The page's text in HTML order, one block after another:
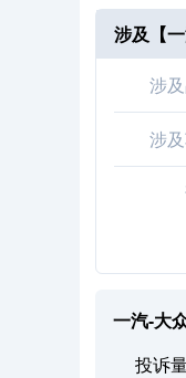
涉及【
涉
涉
一汽-大
投诉